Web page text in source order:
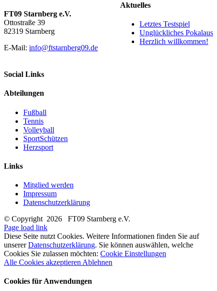
Aktuelles
Letztes Testspiel
Unglückliches Pokalaus
Herzlich willkommen!
FT09 Starnberg e.V.
Ottostraße 39
82319 Starnberg
E-Mail: info@ftstarnberg09.de
Social Links
Abteilungen
Fußball
Tennis
Volleyball
SportSchützen
Herzsport
Links
Mitglied werden
Impressum
Datenschutzerklärung
© Copyright 2026 FT09 Starnberg e.V.
Page load link
Diese Seite nutzt Cookies. Weitere Informationen finden Sie auf
unsererDatenschutzerklärung. Sie können auswählen, welche
Cookies Sie zulassen möchten: Cookie Einstellungen
Alle Cookies akzeptieren Ablehnen
Cookies für Anwendungen